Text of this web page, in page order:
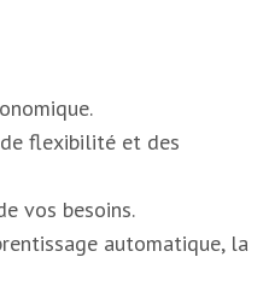
flexibilité et des
vos besoins.
automatique, la